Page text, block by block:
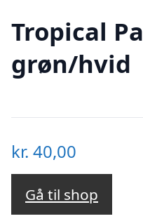
Tropical
grøn/hvid
kr. 40,00
Gå til shop